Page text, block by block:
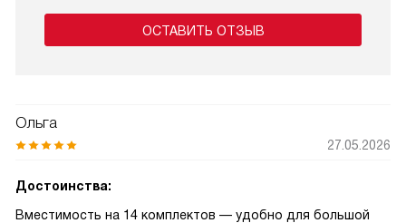
ОСТАВИТЬ ОТЗЫВ
Ольга
27.05.2026
Достоинства:
Вместимость на 14 комплектов — удобно для большой